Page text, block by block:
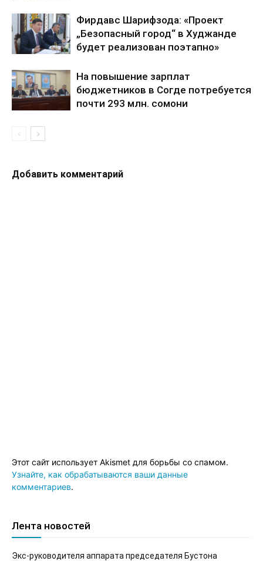
Фирдавс Шарифзода: «Проект
„Безопасный город“ в Худжанде
будет реализован поэтапно»
На повышение зарплат
бюджетников в Согде потребуется
почти 293 млн. сомони
Добавить комментарий
Этот сайт использует Akismet для борьбы со спамом.
Узнайте, как обрабатываются ваши данные
комментариев.
Лента новостей
Экс-руководителя аппарата председателя Бустона